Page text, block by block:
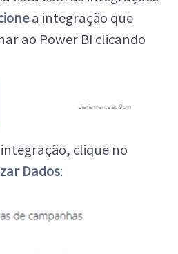
a integração que
ao Power BI clicando
clique no
Dados: